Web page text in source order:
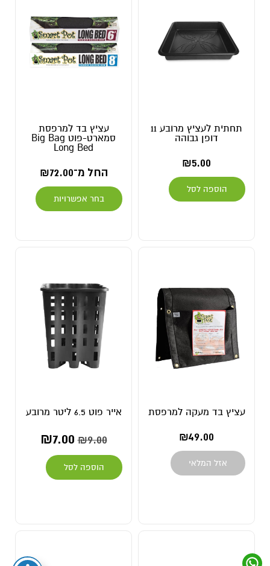
תחתית לעציץ מרובע 11
דופן גבוהה
₪5.00
הוספה לסל
עציץ בד למרפסת
סמארט-פוט Big Bag
Long Bed
החל מ־ ₪72.00
בחר אפשרויות
עציץ בד מעקה למרפסת
₪49.00
אזל המלאי
אייר פוט 6.5 ליטר מרובע
₪9.00
₪7.00
הוספה לסל